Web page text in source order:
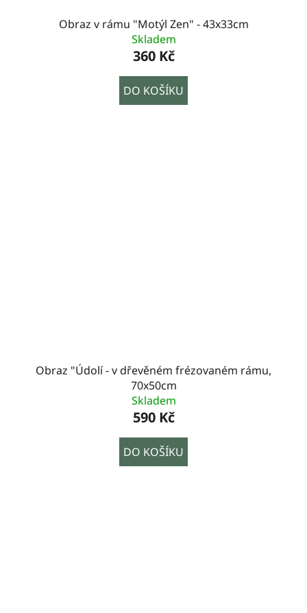
Obraz v rámu "Motýl Zen" - 43x33cm
Skladem
360 Kč
DO KOŠÍKU
Obraz "Údolí - v dřevěném frézovaném rámu,
70x50cm
Skladem
590 Kč
DO KOŠÍKU